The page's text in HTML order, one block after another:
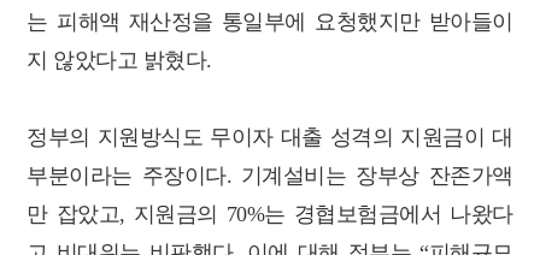
는 피해액 재산정을 통일부에 요청했지만 받아들이
지 않았다고 밝혔다.
정부의 지원방식도 무이자 대출 성격의 지원금이 대
부분이라는 주장이다. 기계설비는 장부상 잔존가액
만 잡았고, 지원금의 70%는 경협보험금에서 나왔다